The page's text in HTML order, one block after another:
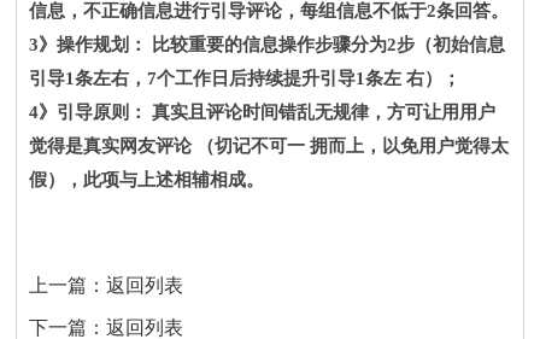
信息，不正确信息进行引导评论，每组信息不低于2条回答。
3》操作规划：
比较重要的信息操作步骤分为2步（初始信息
引导1条左右，7个工作 日 后持续提升引导1条左右）；
4》引导原则：真实且评论时间错乱无规律，方可让用用户
觉得是真实网友评论 （切记不可一拥而上，以免用户觉得太
假），此项与上述相辅相成。
上一篇：返回列表
下一篇：返回列表